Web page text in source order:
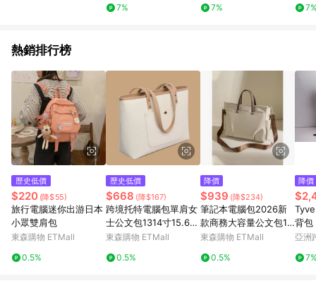
7% 7%
熱銷排行榜
歷史低價
$220 (降$55)
旅行電腦迷你出游日本
小眾雙肩包
東森購物 ETMall
0.5%
歷史低價
$668 (降$167)
跨境托特電腦包單肩女
士公文包1314寸15.6寸
大容量筆記本包抗震
東森購物 ETMall
0.5%
降價
$939 (降$234)
筆記本電腦包2026新
款商務大容量公文包1
5.6寸電腦包輕便布包
東森購物 ETMall
0.5%
降價
背包
袋
亞洲